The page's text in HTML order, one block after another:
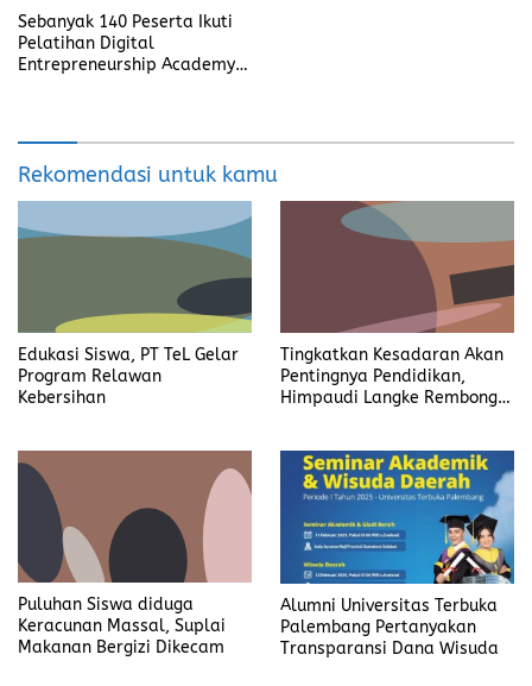
Sebanyak 140 Peserta Ikuti
Pelatihan Digital
Entrepreneurship Academy
Rekomendasi untuk kamu
Edukasi Siswa, PT TeL Gelar
Program Relawan
Kebersihan
Tingkatkan Kesadaran Akan
Pentingnya Pendidikan,
Himpaudi Langke Rembong
Puluhan Siswa diduga
Keracunan Massal, Suplai
Makanan Bergizi Dikecam
Alumni Universitas Terbuka
Palembang Pertanyakan
Transparansi Dana Wisuda